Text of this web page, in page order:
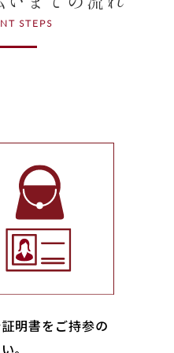
STEPS
明書をご持参の
｡